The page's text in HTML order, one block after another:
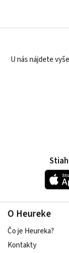
U nás nájdete vyše
O Heureke
Čo je Heureka?
Kontakty